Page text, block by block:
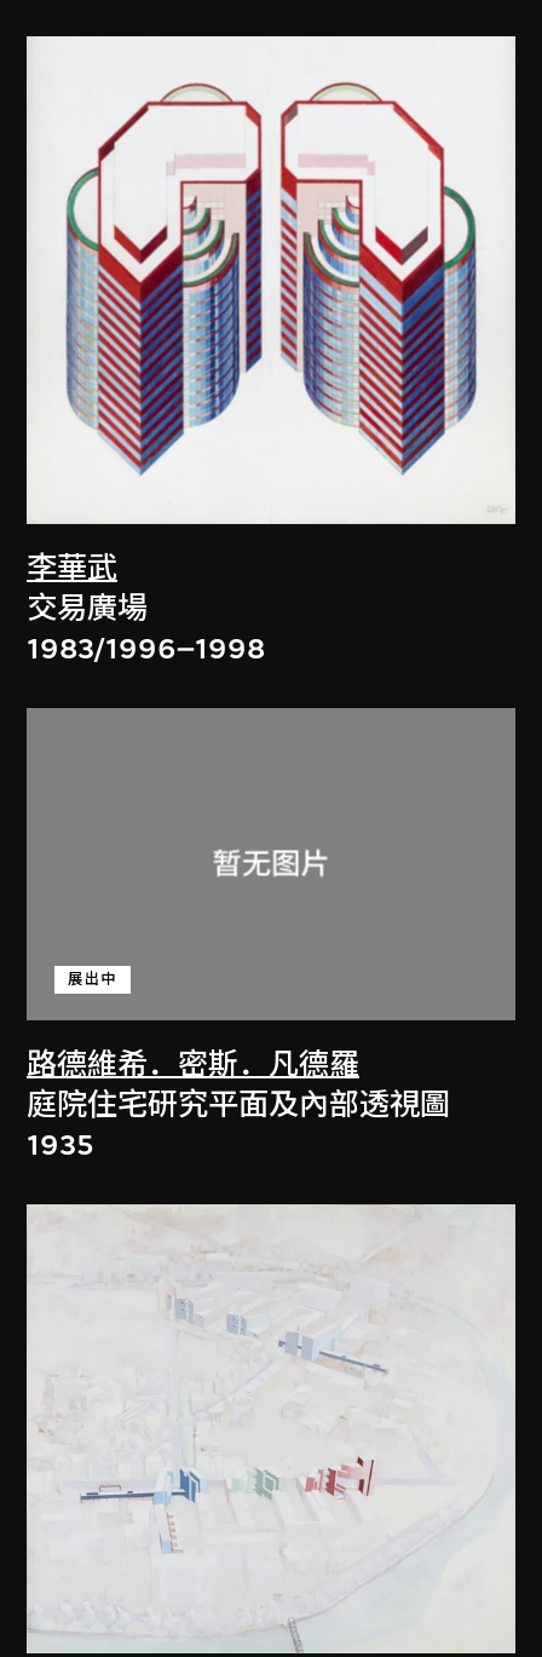
李華武
交易廣場
1983/1996–1998
路德維希．密斯．凡德羅
展出中
庭院住宅研究平面及內部透視圖
1935